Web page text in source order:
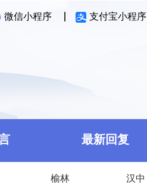
微信小程序 支付宝小程序
最新回复
榆林 汉中